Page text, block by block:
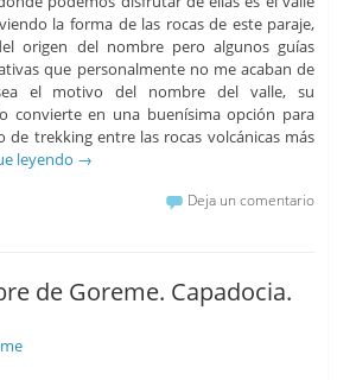
la forma de las rocas de este paraje,
origen del nombre pero algunos guías
que personalmente no me acaban de
el motivo del nombre del valle, su
convierte en una buenísima opción para
trekking entre las rocas volcánicas más
leyendo →
Deja un comentario
de Goreme. Capadocia.